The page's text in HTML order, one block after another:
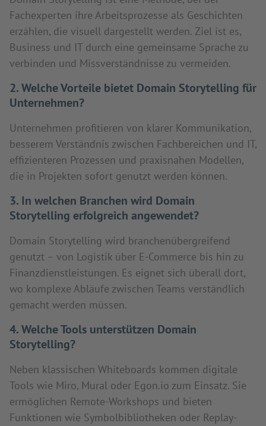
Fachexperten ihre Arbeitsprozesse als Geschichten
erzählen, die visuell dargestellt werden. Ziel ist es,
Business und IT durch eine gemeinsame Sprache zu
verbinden und Missverständnisse zu vermeiden.
2. Welche Vorteile bietet Domain Storytelling für
Unternehmen?
Unternehmen profitieren von klarer Kommunikation,
besserem Verständnis zwischen Fachbereichen und IT,
effizienteren Prozessen und praxisnahen Modellen,
die in Projekten sofort genutzt werden können.
3. In welchen Branchen wird Domain
Storytelling erfolgreich angewendet?
Domain Storytelling wird branchenübergreifend
genutzt – von Logistik über E-Commerce bis hin zu
Finanzdienstleistungen. Es eignet sich überall dort,
wo komplexe Abläufe zwischen Teams verständlich
gemacht werden müssen.
4. Welche Tools unterstützen Domain
Storytelling?
Neben klassischen Whiteboards kommen digitale
Tools wie Miro, Mural oder Egon.io zum Einsatz. Sie
ermöglichen Remote-Workshops und bieten
Funktionen wie Symbolbibliotheken oder Replay-